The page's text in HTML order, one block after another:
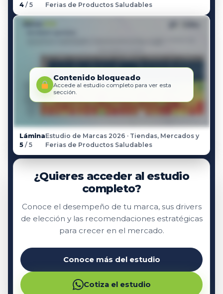
4 / 5
Ferias de Productos Saludables
Contenido bloqueado
Accede al estudio completo para ver esta
sección.
Lámina
5 / 5
Estudio de Marcas 2026 · Tiendas, Mercados y
Ferias de Productos Saludables
¿Quieres acceder al estudio
completo?
Conoce el desempeño de tu marca, sus drivers
de elección y las recomendaciones estratégicas
para crecer en el mercado.
Conoce más del estudio
Cotiza el estudio